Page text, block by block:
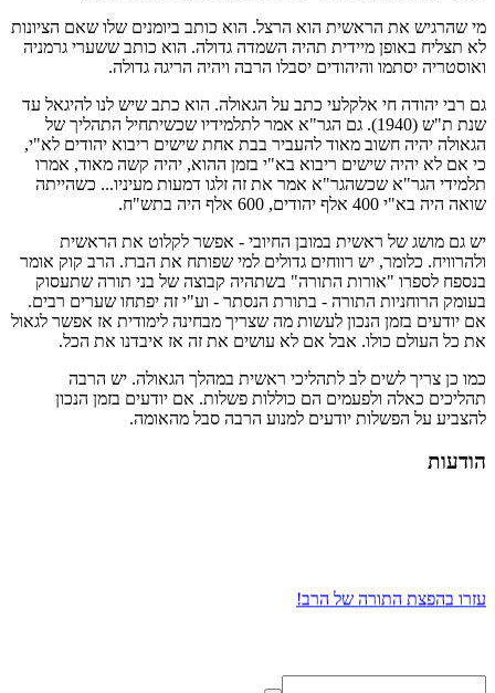
מי שהרגיש את הראשית הוא הרצל. הוא כותב ביומנים שלו שאם הציונות
לא תצליח באופן מיידית תהיה השמדה גדולה. הוא כותב ששערי גרמניה
ואוסטריה יסתמו והיהודים יסבלו הרבה ויהיה הריגה גדולה.
גם רבי יהודה חי אלקלעי כתב על הגאולה. הוא כתב שיש לנו להיגאל עד
שנת ת"ש (1940). גם הגר"א אמר לתלמידיו שכשיתחיל התהליך של
הגאולה יהיה חשוב מאוד להעביר בבת אחת שישים ריבוא יהודים לא"י,
כי אם לא יהיה שישים ריבוא בא"י בזמן ההוא, יהיה קשה מאוד, אמרו
תלמידי הגר"א שכשהגר"א אמר את זה זלגו דמעות מעיניו... כשהייתה
שואה היה בא"י 400 אלף יהודים, 600 אלף היה בתש"ח.
יש גם מושג של ראשית במובן החיובי - אפשר לקלוט את הראשית
ולהרוויח. כלומר, יש רווחים גדולים למי שפותח את הברז. הרב קוק אומר
בנספח לספרו "אורות התורה" בשתהיה קבוצה של בני תורה שתעסוק
בעומק הרוחניות התורה - בתורת הנסתר - וע"י זה יפתחו שערים רבים.
אם יודעים בזמן הנכון לעשות מה שצריך מבחינה לימודית אז אפשר לגאול
את כל העולם כולו. אבל אם לא עושים את זה אז איבדנו את הכל.
כמו כן צריך לשים לב לתהליכי ראשית במהלך הגאולה. יש הרבה
תהליכים כאלה ולפעמים הם כוללות פשלות. אם יודעים בזמן הנכון
להצביע על הפשלות יודעים למנוע הרבה סבל מהאומה.
הודעות
עזרו בהפצת התורה של הרב!